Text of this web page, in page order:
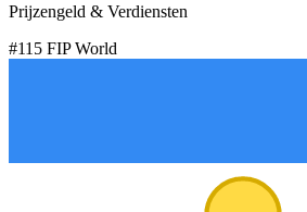
Prijzengeld & Verdiensten
#115 FIP World